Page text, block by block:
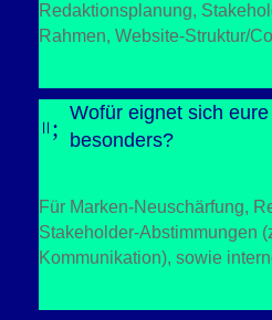
Redaktionsplanung,
Rahmen, Website-Struktur/
=;
Wofür eignet sich
besonders?
Für Marken-Neuschärfung,
Stakeholder-Abstimmungen
Kommunikation), sowie